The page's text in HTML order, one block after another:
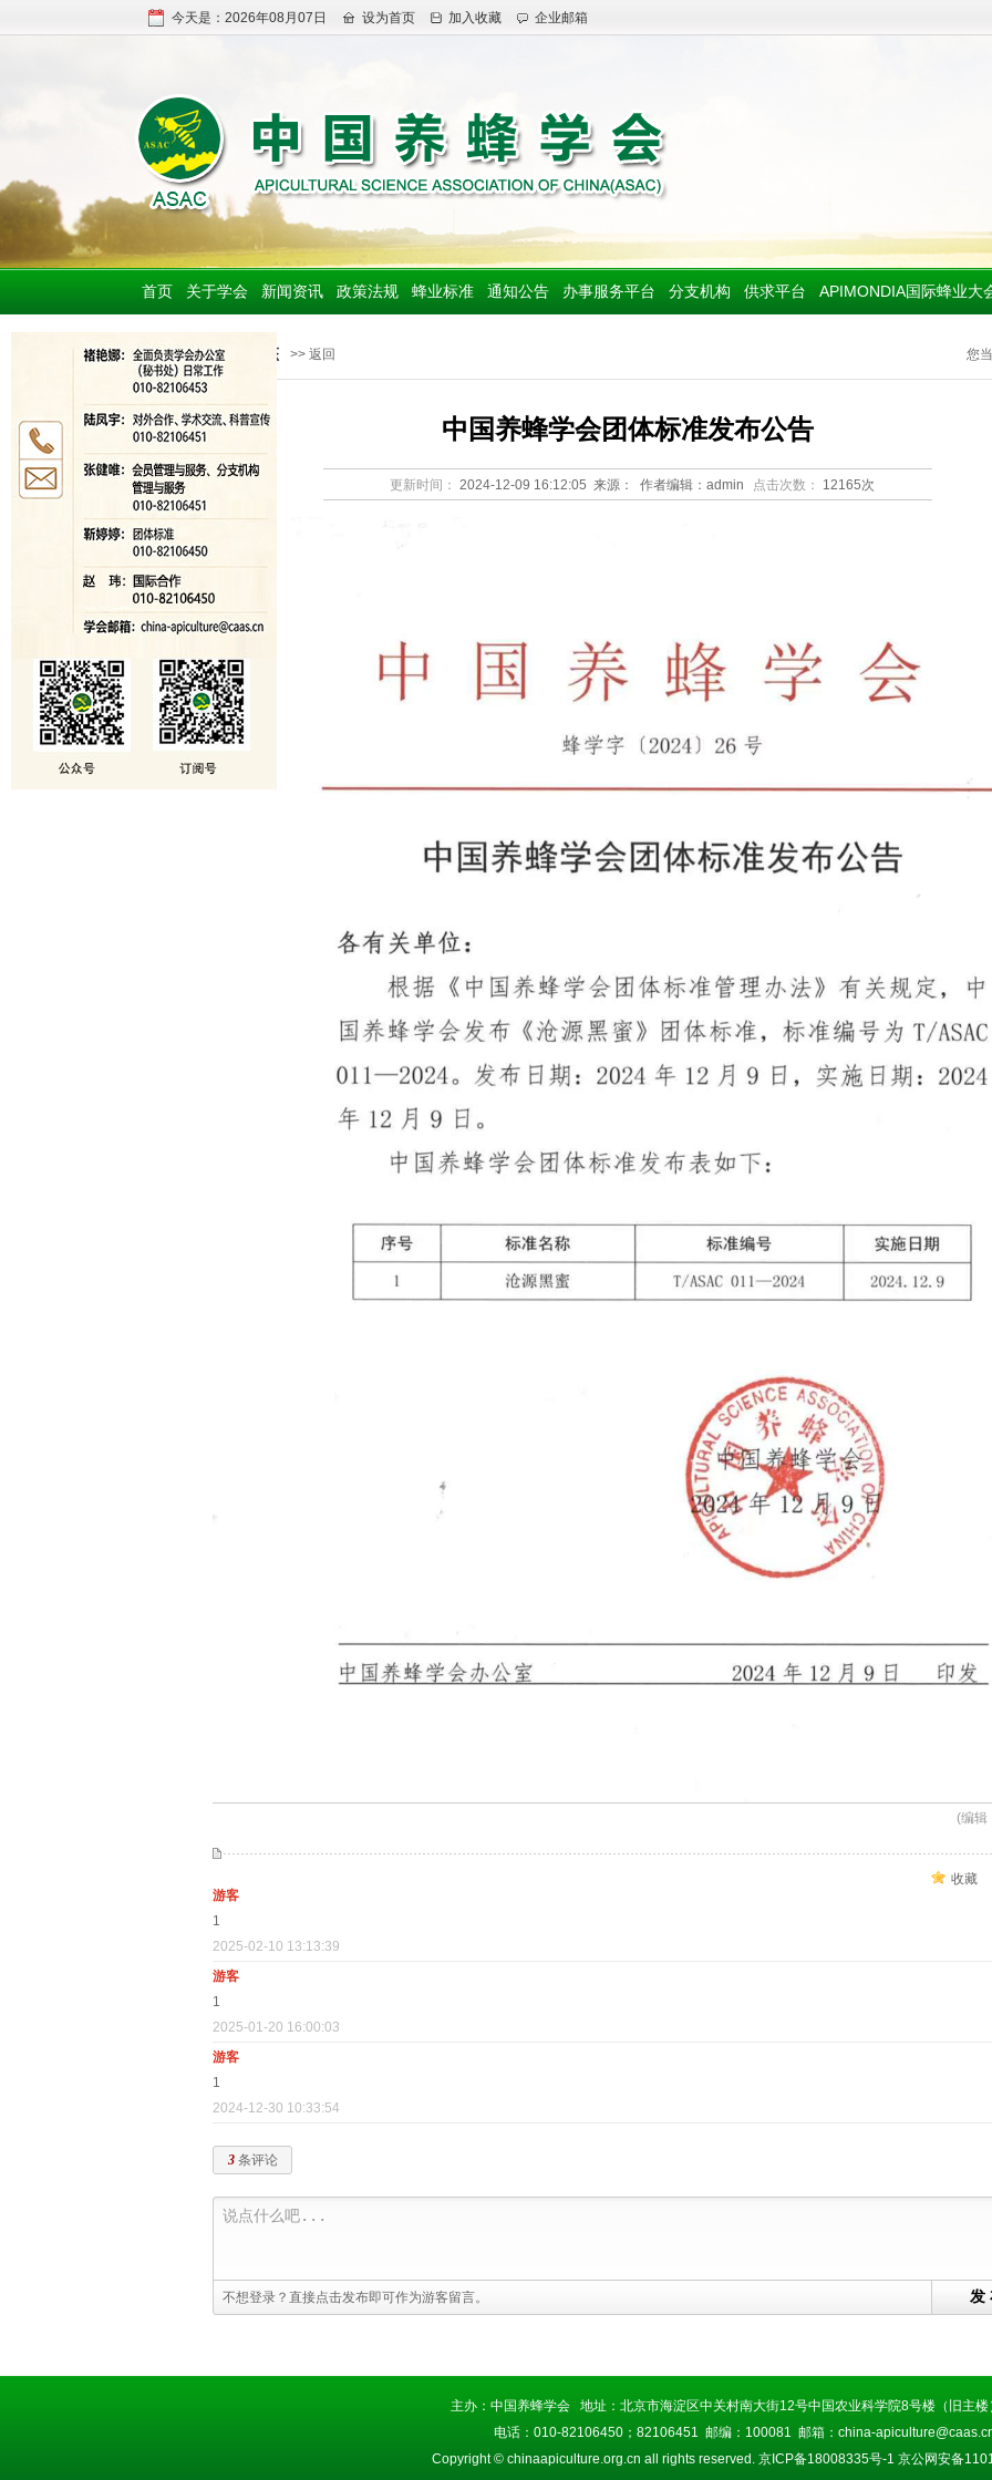
今天是：2026年08月07日 设为首页 加入收藏 企业邮箱
首页 关于学会 新闻资讯 政策法规 蜂业标准 通知公告 办事服务平台 分支机构 供求平台 APIMONDIA国际蜂业大
学会动态 >> 返回 您
中国养蜂学会团体标准发布公告
更新时间： 2024-12-09 16:12:05 来源： 作者编辑：admin 点击次数： 12165次
(编辑
收藏
游客
1
2025-02-10 13:13:39
游客
1
2025-01-20 16:00:03
游客
1
2024-12-30 10:33:54
3 条评论
不想登录？直接点击发布即可作为游客留言。 发
主办：中国养蜂学会 地址：北京市海淀区中关村南大街12号中国农业科学院8号楼（旧主楼
电话：010-82106450；82106451 邮编：100081 邮箱：china-
Copyright © chinaapiculture.org.cn all rights reserved. 京ICP备18008335号-1 京公网安备